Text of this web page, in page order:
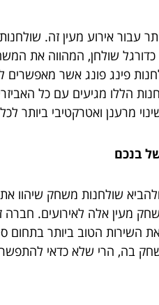
עבור אירוע מעין זה.
פינג פונג אשר
מרענן ואטרקטיבי ביותר לכל
בנכם
שולחנות משחק שיהוו את
אלה לאירועים. חברה זו
הטוב ביותר בתחום
משחק בה, הרי שלא כדאי